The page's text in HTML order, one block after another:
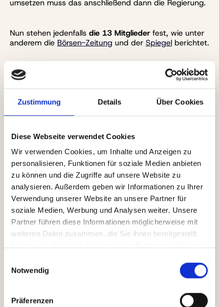
Zustimmung Details Über Cookies
Diese Webseite verwendet Cookies
Wir verwenden Cookies, um Inhalte und Anzeigen zu
personalisieren, Funktionen für soziale Medien anbieten
zu können und die Zugriffe auf unsere Website zu
analysieren. Außerdem geben wir Informationen zu Ihrer
Verwendung unserer Website an unsere Partner für
soziale Medien, Werbung und Analysen weiter. Unsere
Partner führen diese Informationen möglicherweise mit
weiteren Daten zusammen, die Sie ihnen bereitgestellt
Notwendig
Präferenzen
umsetzen muss das anschließend dann die Regierung.
Nun stehen jedenfalls die 13 Mitglieder fest, wie unter
anderem die Börsen-Zeitung und der Spiegel berichtet.
Auf Vorschlag der Union:
Frank-Jürgen Weise(Co-Vorsitzender), ehemaliger
Chef der Bundesagentur für Arbeit
Pascal Reddig(stellvertretender Vorsitzender),
im Bundestag
Florian Dorn(stellvertretender Vorsitzender),
Bundestagsabgeordneter der CSU, Mitglied im
Ausschuss für Arbeit und Soziales
Martin Werding, Mitglied im Sachverständigenrat,
Professor für Sozialpolitik und öffentliche Finanzen
an der Ruhr-Uni Bochum
, Vorsitzender des Wissenschaftlichen
European School of Management and Technology in
Berlin, Mitinitiator eines
breiten Wissenschaftler-
Tabea Bucher-Koenen
, Leiterin Forschungsbereich